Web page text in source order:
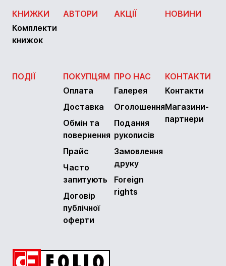
КНИЖКИ
Комплекти
книжок
АВТОРИ АКЦІЇ НОВИНИ
ПОДІЇ
ПОКУПЦЯМ
Оплата
Доставка
Обмін та
повернення
Прайс
Часто
запитують
Договір
публічної
оферти
ПРО НАС
Галерея
Оголошення
Подання
рукописів
Замовлення
друку
Foreign
rights
КОНТАКТИ
Контакти
Магазини-
партнери